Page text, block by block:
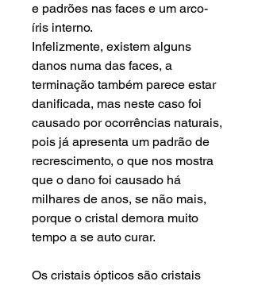
e padrões nas faces e um arco-
íris interno.
Infelizmente, existem alguns
danos numa das faces, a
terminação também parece estar
danificada, mas neste caso foi
causado por ocorrências naturais,
pois já apresenta um padrão de
recrescimento, o que nos mostra
que o dano foi causado há
milhares de anos, se não mais,
porque o cristal demora muito
tempo a se auto curar.
Os cristais ópticos são cristais